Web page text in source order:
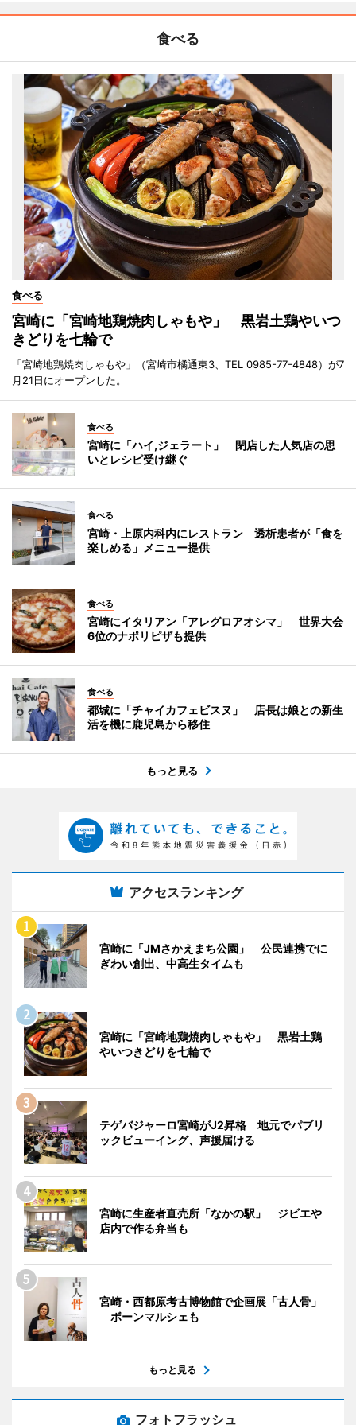
食べる
食べる
宮崎に「宮崎地鶏焼肉しゃもや」 黒岩土鶏やいつ
きどりを七輪で
「宮崎地鶏焼肉しゃもや」（宮崎市橘通東3、TEL 0985-77-4848）が7
月21日にオープンした。
食べる
宮崎に「ハイ,ジェラート」 閉店した人気店の思
いとレシピ受け継ぐ
食べる
宮崎・上原内科内にレストラン 透析患者が「食を
楽しめる」メニュー提供
食べる
宮崎にイタリアン「アレグロアオシマ」 世界大会
6位のナポリピザも提供
食べる
都城に「チャイカフェビスヌ」 店長は娘との新生
活を機に鹿児島から移住
もっと見る
アクセスランキング
宮崎に「JMさかえまち公園」 公民連携でに
ぎわい創出、中高生タイムも
宮崎に「宮崎地鶏焼肉しゃもや」 黒岩土鶏
やいつきどりを七輪で
テゲバジャーロ宮崎がJ2昇格 地元でパブリ
ックビューイング、声援届ける
宮崎に生産者直売所「なかの駅」 ジビエや
店内で作る弁当も
宮崎・西都原考古博物館で企画展「古人骨」
ボーンマルシェも
もっと見る
フォトフラッシュ